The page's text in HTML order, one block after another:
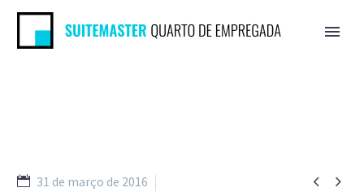
 
31 de março de 2016